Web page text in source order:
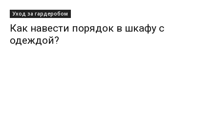
Уход за гардеробом
Как навести порядок в шкафу с
одеждой?